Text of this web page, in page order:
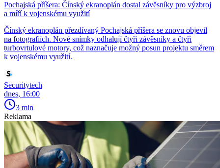
Pochajská příšera: Čínský ekranoplán dostal závěsníky pro výzbroj
a míří k vojenskému využití
Čínský ekranoplán přezdívaný Pochajská příšera se znovu objevil
na fotografiích. Nové snímky odhalují čtyři závěsníky a čtyři
turbovrtulové motory, což naznačuje možný posun projektu směrem
k vojenskému využití.
Securitytech
dnes, 16:00
3 min
Reklama